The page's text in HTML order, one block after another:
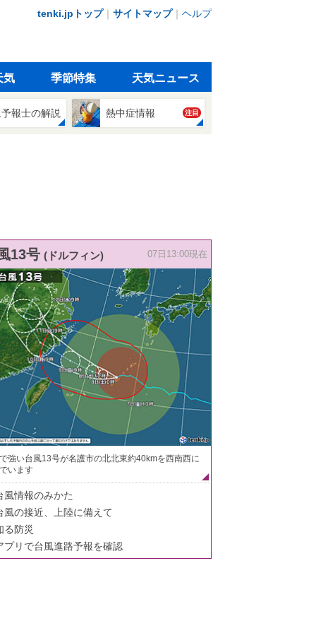
tenki.jpトップ｜ サイトマップ｜ ヘルプ
気 季節特集 天気ニュース
報士の解説 熱中症情報 注目
13号 (ドルフィン) 07日13:00現在
強い台風13号が名護市の北北東約40kmを西南西に
います
風情報のみかた
風の接近、上陸に備えて
る防災
プリで台風進路予報を確認